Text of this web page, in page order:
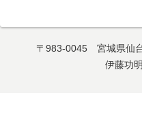
〒983-0045 宮城県仙
伊藤功